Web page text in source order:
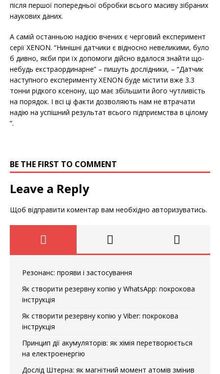
після першої попередньої обробки всього масиву зібраних
наукових даних.
А самій останньою надією вчених є черговий експеримент
серії XENON. “Нинішні датчики є відносно невеликими, було
б дивно, якби при їх допомоги дійсно вдалося знайти що-
небудь екстраординарне” – пишуть дослідники, – “Датчик
наступного експерименту XENON буде містити вже 3.3
тонни рідкого ксенону, що має збільшити його чутливість
на порядок. І всі ці факти дозволяють нам не втрачати
надію на успішний результат всього підприємства в цілому
“.
BE THE FIRST TO COMMENT
Leave a Reply
Щоб відправити коментар вам необхідно авторизуватись.
Резонанс: прояви і застосування
Як створити резервну копію у WhatsApp: покрокова
інструкція
Як створити резервну копію у Viber: покрокова
інструкція
Принцип дії акумуляторів: як хімія перетворюється
на електроенергію
Дослід Штерна: як магнітний момент атомів змінив